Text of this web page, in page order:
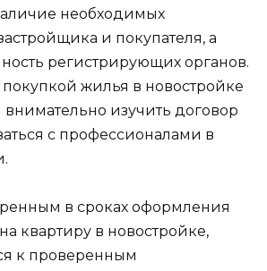
необходимых
и покупателя, а
регистрирующих органов.
жилья в новостройке
изучить договор
с профессионалами в
в сроках оформления
квартиру в новостройке,
к проверенным